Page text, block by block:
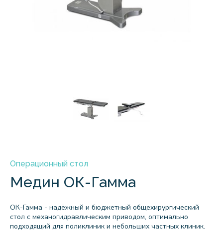
Операционный стол
Медин ОК-Гамма
ОК-Гамма - надёжный и бюджетный общехирургический
стол с механогидравлическим приводом, оптимально
подходящий для поликлиник и небольших частных клиник.